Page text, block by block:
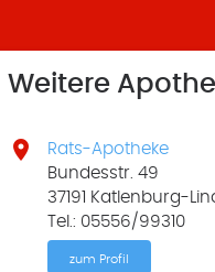
Weitere

Rats-Apotheke
Bundesstr. 49
37191 Katlenburg-
Tel.: 05556/99310
zum Profil